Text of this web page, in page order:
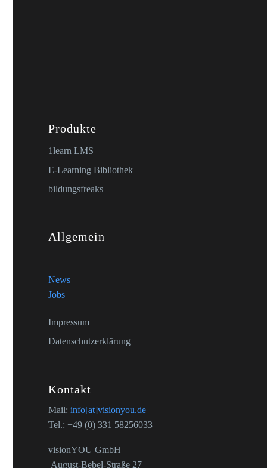
Produkte
1learn LMS
E-Learning Bibliothek
bildungsfreaks
Allgemein
News
Jobs
Impressum
Datenschutzerklärung
Kontakt
Mail: info[at]visionyou.de
Tel.: +49 (0) 331 58256033
visionYOU GmbH
August-Bebel-Straße 27